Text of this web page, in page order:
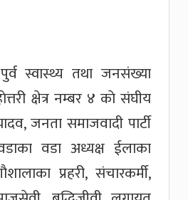
स्वास्थ्य तथा जनसंख्या
क्षेत्र नम्बर ४ काे संघीय
जनता समाजवादी पार्टी
वडा अध्यक्ष ईलाका
प्रहरी, संचारकर्मी,